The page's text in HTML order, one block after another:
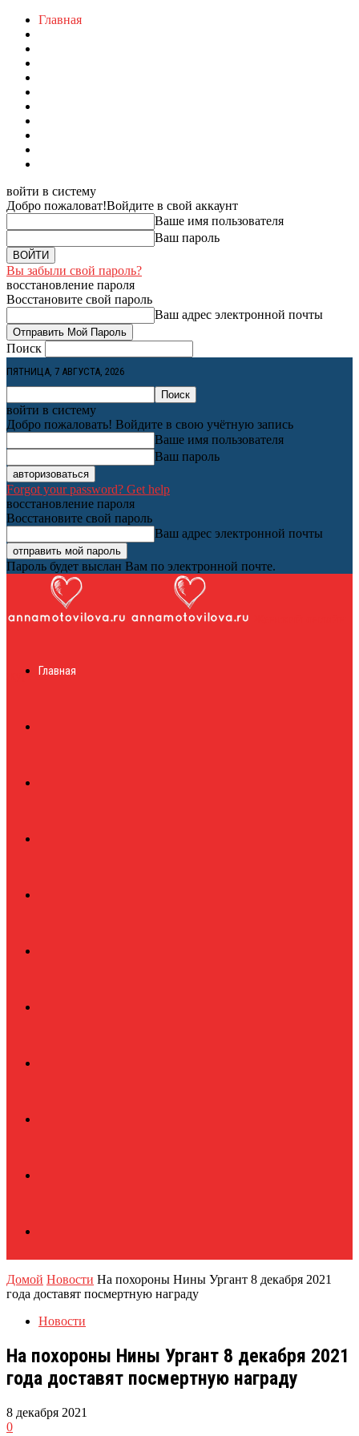
Главная
войти в систему
Добро пожаловат!Войдите в свой аккаунт
Ваше имя пользователя
Ваш пароль
Вы забыли свой пароль?
восстановление пароля
Восстановите свой пароль
Ваш адрес электронной почты
Поиск
ПЯТНИЦА, 7 АВГУСТА, 2026
войти в систему
Добро пожаловать! Войдите в свою учётную запись
Ваше имя пользователя
Ваш пароль
Forgot your password? Get help
восстановление пароля
Восстановите свой пароль
Ваш адрес электронной почты
Пароль будет выслан Вам по электронной почте.
журналГлавная
Домой Новости На похороны Нины Ургант 8 декабря 2021
года доставят посмертную награду
Новости
На похороны Нины Ургант 8 декабря 2021
года доставят посмертную награду
8 декабря 2021
0